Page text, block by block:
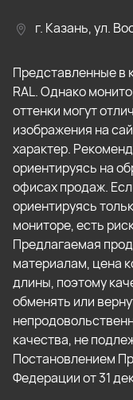
г. Казань, ул.
Представленные в
RAL. Однако
оттенки могут
изображения на
характер.
ориентируясь на
офисах продаж.
ориентируясь
мониторе, есть
Предлагаемая
материалам, цена
длины, поэтому
обменять или
качества, не
Постановлением
Федерации от 31